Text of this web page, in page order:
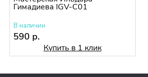
Гимадиева IGV-C01
В наличии
590 р.
Купить в 1 клик